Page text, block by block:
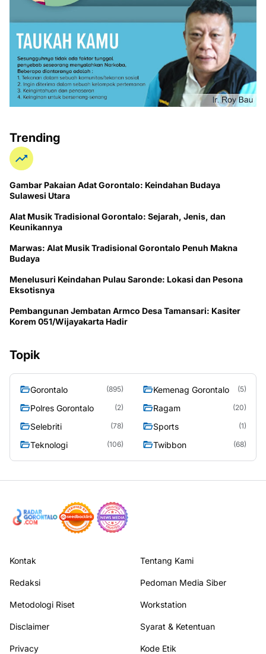
Trending
Gambar Pakaian Adat Gorontalo: Keindahan Budaya
Sulawesi Utara
Alat Musik Tradisional Gorontalo: Sejarah, Jenis, dan
Keunikannya
Marwas: Alat Musik Tradisional Gorontalo Penuh Makna
Budaya
Menelusuri Keindahan Pulau Saronde: Lokasi dan Pesona
Eksotisnya
Pembangunan Jembatan Armco Desa Tamansari: Kasiter
Korem 051/Wijayakarta Hadir
Topik
Gorontalo (895) Kemenag Gorontalo (5)
Polres Gorontalo (2) Ragam (20)
Selebriti (78) Sports (1)
Teknologi (106) Twibbon (68)
Kontak Tentang Kami
Redaksi Pedoman Media Siber
Metodologi Riset Workstation
Disclaimer Syarat & Ketentuan
Privacy Kode Etik